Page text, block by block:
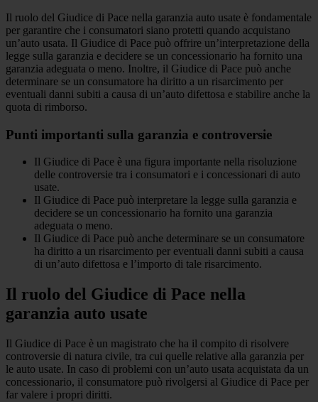
Il ruolo del Giudice di Pace nella garanzia auto usate è fondamentale
per garantire che i consumatori siano protetti quando acquistano
un’auto usata. Il Giudice di Pace può offrire un’interpretazione della
legge sulla garanzia e decidere se un concessionario ha fornito una
garanzia adeguata o meno. Inoltre, il Giudice di Pace può anche
determinare se un consumatore ha diritto a un risarcimento per
eventuali danni subiti a causa di un’auto difettosa e stabilire anche la
quota di rimborso.
Punti importanti sulla garanzia e controversie
Il Giudice di Pace è una figura importante nella risoluzione
delle controversie tra i consumatori e i concessionari di auto
usate.
Il Giudice di Pace può interpretare la legge sulla garanzia e
decidere se un concessionario ha fornito una garanzia
adeguata o meno.
Il Giudice di Pace può anche determinare se un consumatore
ha diritto a un risarcimento per eventuali danni subiti a causa
di un’auto difettosa e l’importo di tale risarcimento.
Il ruolo del Giudice di Pace nella
garanzia auto usate
Il Giudice di Pace è un magistrato che ha il compito di risolvere
controversie di natura civile, tra cui quelle relative alla garanzia per
le auto usate. In caso di problemi con un’auto usata acquistata da un
concessionario, il consumatore può rivolgersi al Giudice di Pace per
far valere i propri diritti.